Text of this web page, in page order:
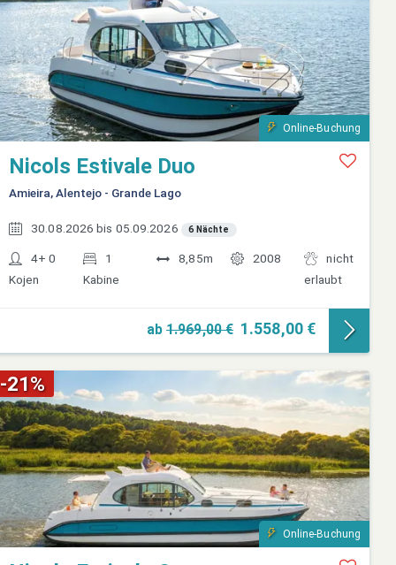
Online-Buchung
Nicols Estivale Duo
Amieira, Alentejo - Grande Lago
30.08.2026 bis 05.09.2026 6 Nächte
4+ 0
Kojen
1
Kabine
8,85m 2008
nicht
erlaubt
ab 1.969,00 € 1.558,00 €
-21%
Online-Buchung